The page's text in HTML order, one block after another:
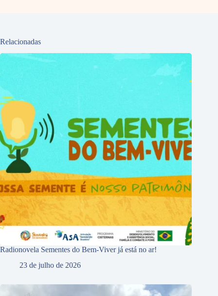
Relacionadas
Radionovela Sementes do Bem-Viver já está no ar!
23 de julho de 2026